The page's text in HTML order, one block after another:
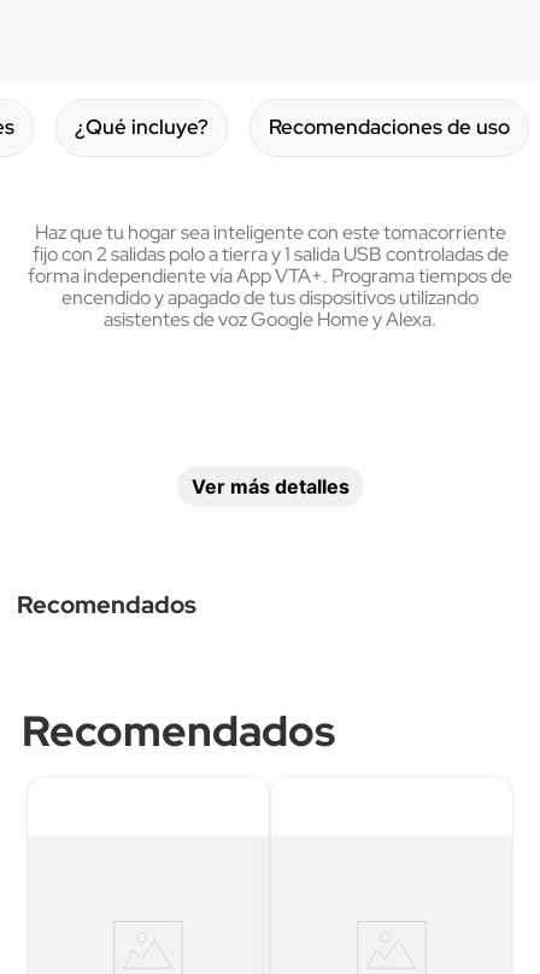
¿Qué incluye? Recomendaciones de uso
Haz que tu hogar sea inteligente con este tomacorriente
fijo con 2 salidas polo a tierra y 1 salida USB controladas de
forma independiente vía App VTA+. Programa tiempos de
encendido y apagado de tus dispositivos utilizando
asistentes de voz Google Home y Alexa.
2
Ver más detalles
Recomendados
Recomendados